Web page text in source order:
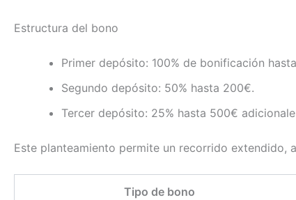
Estructura del bono
Primer depósito: 100% de bonificación
Segundo depósito: 50% hasta 200€.
Tercer depósito: 25% hasta 500€
Este planteamiento permite un recorrido
Tipo de bono